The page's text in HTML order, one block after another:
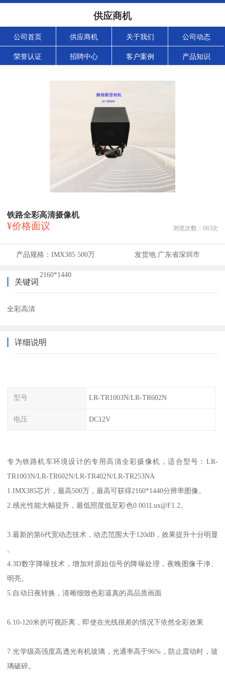
供应商机
公司首页 供应商机 关于我们 公司动态
荣誉认证 招聘中心 客户案例 产品知识
铁路全彩高清摄像机
¥价格面议 浏览次数： 683次
产品规格：IMX385 500万
2160*1440
发货地:广东省深圳市
关键词
全彩高清
详细说明
型号 LR-TR1003N/LR-TR602N
电压 DC12V
专为铁路机车环境设计的专用高清全彩摄像机，适合型号：LR-
TR1003N/LR-TR602N/LR-TR402N/LR-TR253NA
1.IMX385芯片，最高500万，最高可获得2160*1440分辨率图像。
2.感光性能大幅提升，最低照度低至彩色0.001Lux@F1.2。
3.最新的第6代宽动态技术，动态范围大于120dB，效果提升十分明显
。
4.3D数字降噪技术，增加对原始信号的降噪处理，夜晚图像干净、
明亮。
5.自动日夜转换，清晰细致色彩逼真的高品质画面
6.10-120米的可视距离，即使在光线很差的情况下依然全彩效果
7.光学级高强度高透光有机玻璃，光通率高于96%，防止震动时，玻
璃破碎。